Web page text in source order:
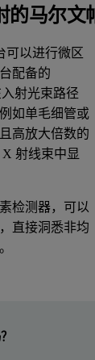
的马尔文
可以进行微区
配备的
射光束路径
如单毛细管或
高放大倍数的
射线束中显
检测器，可以
直接洞悉非均